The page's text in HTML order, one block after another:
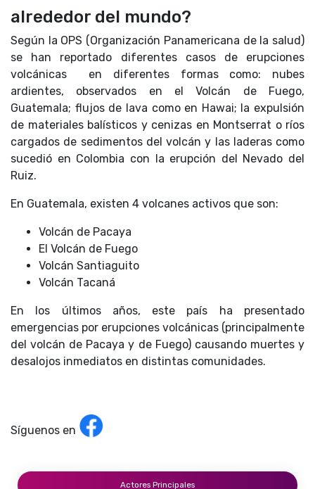
alrededor del mundo?
Según la OPS (Organización Panamericana de la salud)
se han reportado diferentes casos de erupciones
volcánicas en diferentes formas como: nubes
ardientes, observados en el Volcán de Fuego,
Guatemala; flujos de lava como en Hawai; la expulsión
de materiales balísticos y cenizas en Montserrat o ríos
cargados de sedimentos del volcán y las laderas como
sucedió en Colombia con la erupción del Nevado del
Ruiz.
En Guatemala, existen 4 volcanes activos que son:
Volcán de Pacaya
El Volcán de Fuego
Volcán Santiaguito
Volcán Tacaná
En los últimos años, este país ha presentado
emergencias por erupciones volcánicas (principalmente
del volcán de Pacaya y de Fuego) causando muertes y
desalojos inmediatos en distintas comunidades.
Síguenos en
Actores Principales